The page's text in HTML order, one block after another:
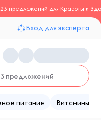
предложений для Красоты и
Вход для эксперта
питание Витамины